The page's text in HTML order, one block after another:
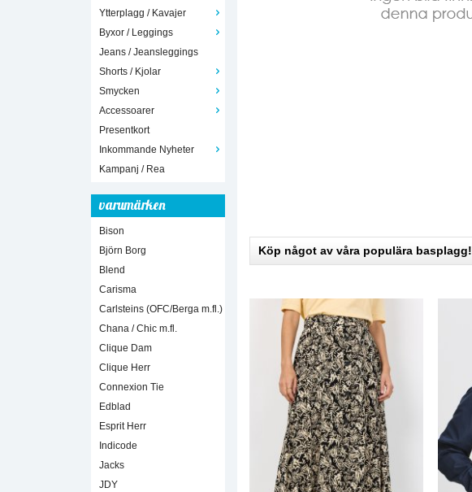
Ytterplagg / Kavajer
Byxor / Leggings
Jeans / Jeansleggings
Shorts / Kjolar
Smycken
Accessoarer
Presentkort
Inkommande Nyheter
Kampanj / Rea
varumärken
Bison
Björn Borg
Blend
Carisma
Carlsteins (OFC/Berga m.fl.)
Chana / Chic m.fl.
Clique Dam
Clique Herr
Connexion Tie
Edblad
Esprit Herr
Indicode
Jacks
JDY
Köp något av våra populära basplagg!